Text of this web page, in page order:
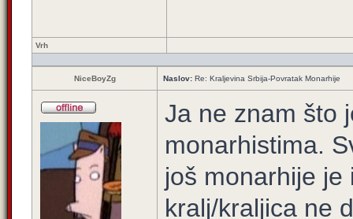
Vrh
NiceBoyZg Naslov: Re: Kraljevina Srbija-Povratak Monarhije
Ja ne znam što
monarhistima.
još monarhije
kralj/kraljica ne